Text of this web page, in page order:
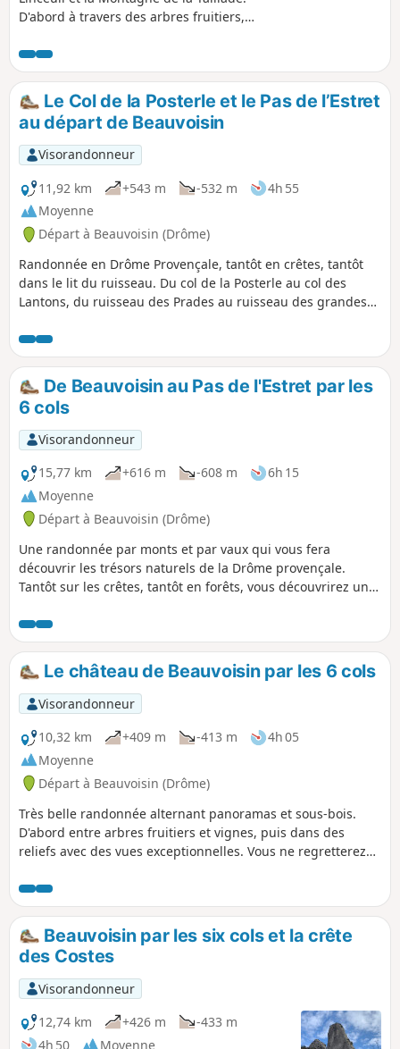
D'abord à travers des arbres fruitiers,
vignes, vous quitterez ce paysage pour
gravir un sentier plus aride et pierreux.
Dès le Col de la Posterle ; vous
marcherez sur une ligne de crête où
vous pourrez apercevoir le monde qui
vous entoure sur 300 km. Les initiés, par
temps clair pourront reconnaître le Pic
Saint-Loup. Le Ventoux sera votre point
de mire permanent.
Le Col de la Posterle et le Pas de l’Estret
au départ de Beauvoisin
Visorandonneur
11,92 km
+543 m -532 m
4h 55
Moyenne
Départ à Beauvoisin (Drôme)
Randonnée en Drôme Provençale, tantôt en crêtes, tantôt
dans le lit du ruisseau. Du col de la Posterle au col des
Lantons, du ruisseau des Prades au ruisseau des grandes
différents, que vous découvrirez tout au long de la balade.
Attention, cette randonnée est totalement inédite. Bien que
le sentes ne soient pas tracées sur les cartes
topographiques, elles existent bien et sont, même, balisées
en Jaune.
De Beauvoisin au Pas de l'Estret par les
6 cols
Visorandonneur
15,77 km
+616 m -608 m
6h 15
Moyenne
Départ à Beauvoisin (Drôme)
Une randonnée par monts et par vaux qui vous fera
découvrir les trésors naturels de la Drôme provençale.
Tantôt sur les crêtes, tantôt en forêts, vous découvrirez une
moins que six cols que vous passerez avec des vues
imprenables, parfois jusqu'à la Méditerranée, et en face sur
le Dévoluy.
Le château de Beauvoisin par les 6 cols
Visorandonneur
10,32 km
+409 m -413 m
4h 05
Moyenne
Départ à Beauvoisin (Drôme)
Très belle randonnée alternant panoramas et sous-bois.
D'abord entre arbres fruitiers et vignes, puis dans des
reliefs avec des vues exceptionnelles. Vous ne regretterez
randonnée. De plus, vous pourrez vous approcher des
ruines du château de Beauvoisin par le nouveau sentier en
sous-bois.
Beauvoisin par les six cols et la crête
des Costes
Visorandonneur
12,74 km
+426 m
-433 m
4h 50
Moyenne